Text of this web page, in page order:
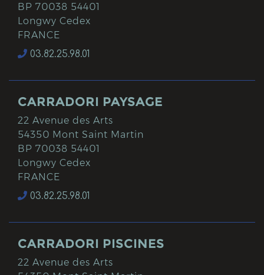
BP 70038 54401
Longwy Cedex
FRANCE
03.82.25.98.01
CARRADORI PAYSAGE
22 Avenue des Arts
54350 Mont Saint Martin
BP 70038 54401
Longwy Cedex
FRANCE
03.82.25.98.01
CARRADORI PISCINES
22 Avenue des Arts